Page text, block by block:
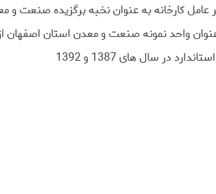
عامل کارخانه به عنوان نخبه برگزیده صنعت و
واحد نمونه صنعت و معدن استان اصفهان
در سال های 1387 و 1392